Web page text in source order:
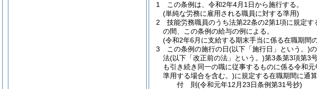
1
この条例は、令和2年4月1日から施行する。
(単純な労務に雇用される職員に対する準用)
2
技能労務職員のうち法第22条の2第1項に規定
の間、この条例の給与の例による。
(令和2年6月に支給する期末手当に係る在職期間
3
この条例の施行の日(以下「施行日」という。)
法(以下「改正前の法」という。)第3条第3項第3
も引き続き同一の職に従事するものに係る令和
準用する場合を含む。)に規定する在職期間に通
付 則(令和元年12月23日条例第31号抄)